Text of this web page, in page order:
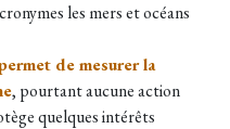
les mers et océans
de mesurer la
, pourtant aucune action
quelques intérêts